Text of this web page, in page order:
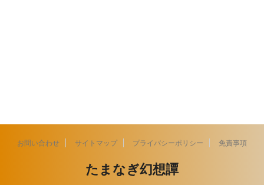
お問い合わせ サイトマップ プライバシーポリシー 免責事項
たまなぎ幻想譚